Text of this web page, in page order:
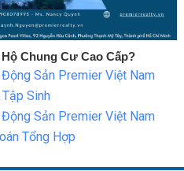
Chung Cư Cao Cấp?
Sản Premier Việt Nam
Sinh
Sản Premier Việt Nam
Tổng Hợp